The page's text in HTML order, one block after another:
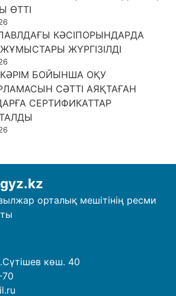
ӨТТІ
КӘСІПОРЫНДАРДА
ЖҮРГІЗІЛДІ
БОЙЫНША ОҚУ
СӘТТІ АЯҚТАҒАН
СЕРТИФИКАТТАР
орталық мешітінің ресми
көш. 40